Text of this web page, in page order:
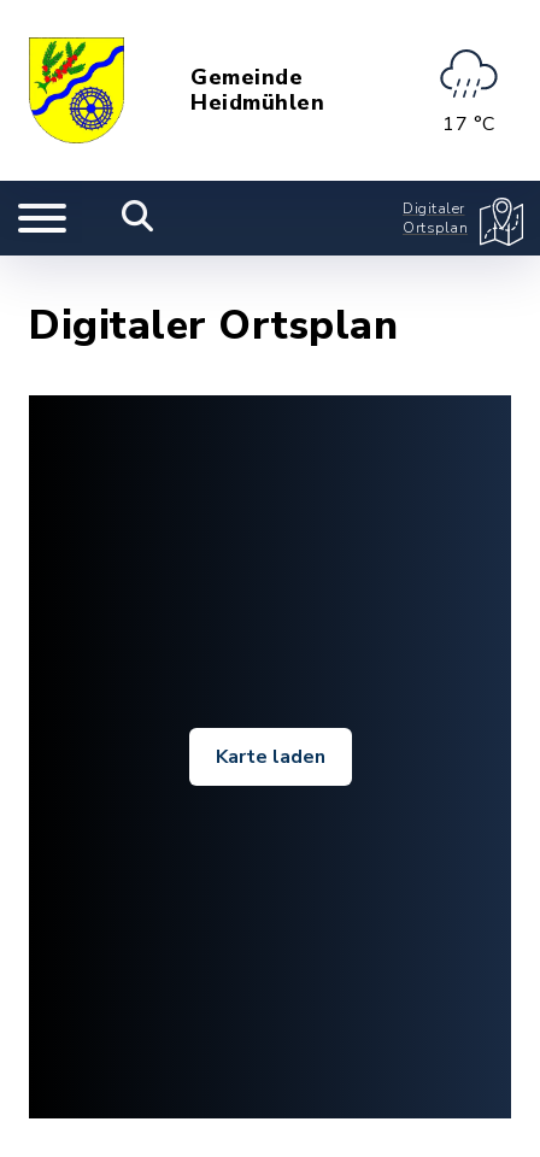
Gemeinde
Heidmühlen
17 °C
Digitaler
Ortsplan
Digitaler Ortsplan
Karte laden